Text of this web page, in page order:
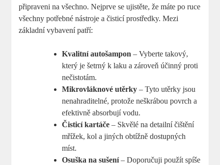
připraveni ​na všechno. Nejprve ‍se ujistěte, že máte po ruce
všechny potřebné nástroje a čisticí prostředky. Mezi
základní vybavení patří:
Kvalitní autošampon – ⁣Vyberte takový,
který ‍je šetrný k laku a zároveň ​účinný proti
⁤nečistotám.
Mikrovláknové utěrky – Tyto utěrky jsou⁣
nenahraditelné, protože neškrábou‌ povrch a
efektivně absorbují vodu.
Čisticí kartáče – Skvělé na detailní čištění
mřížek, kol a⁢ jiných obtížně dostupných
míst.
Osuška na sušení– Doporučuji použít spíše